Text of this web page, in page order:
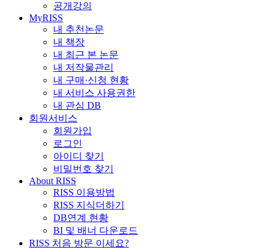
공개강의
MyRISS
내 추천논문
내 책장
내 최근 본 논문
내 저작물관리
내 구매·신청 현황
내 서비스 사용권한
내 관심 DB
회원서비스
회원가입
로그인
아이디 찾기
비밀번호 찾기
About RISS
RISS 이용방법
RISS 지식더하기
DB연계 현황
BI 및 배너 다운로드
RISS 처음 방문 이세요?